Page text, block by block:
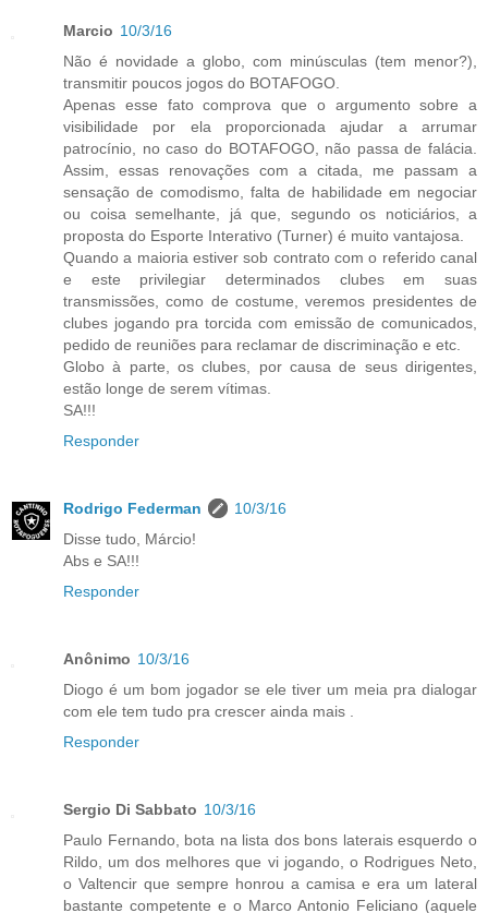
Marcio 10/3/16
Não é novidade a globo, com minúsculas (tem menor?),
transmitir poucos jogos do BOTAFOGO.
Apenas esse fato comprova que o argumento sobre a
visibilidade por ela proporcionada ajudar a arrumar
patrocínio, no caso do BOTAFOGO, não passa de falácia.
Assim, essas renovações com a citada, me passam a
sensação de comodismo, falta de habilidade em negociar
ou coisa semelhante, já que, segundo os noticiários, a
proposta do Esporte Interativo (Turner) é muito vantajosa.
Quando a maioria estiver sob contrato com o referido canal
e este privilegiar determinados clubes em suas
transmissões, como de costume, veremos presidentes de
clubes jogando pra torcida com emissão de comunicados,
pedido de reuniões para reclamar de discriminação e etc.
Globo à parte, os clubes, por causa de seus dirigentes,
estão longe de serem vítimas.
SA!!!
Responder
Rodrigo Federman
10/3/16
Disse tudo, Márcio!
Abs e SA!!!
Responder
Anônimo 10/3/16
Diogo é um bom jogador se ele tiver um meia pra dialogar
com ele tem tudo pra crescer ainda mais .
Responder
Sergio Di Sabbato 10/3/16
Paulo Fernando, bota na lista dos bons laterais esquerdo o
Rildo, um dos melhores que vi jogando, o Rodrigues Neto,
o Valtencir que sempre honrou a camisa e era um lateral
bastante competente e o Marco Antonio Feliciano (aquele